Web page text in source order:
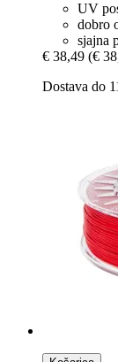
UV
dobro
sjajna
€ 38,49 (€
Dostava do